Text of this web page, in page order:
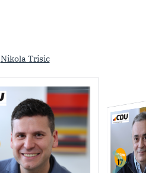
Nikola Trisic